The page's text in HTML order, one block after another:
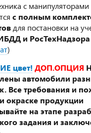
с
с полным
для постановки на
и РосТехНадзора
)
цвет! ДОП.ОПЦИЯ
автомобили
Все требования и
окраске продукции
на этапе
задания и